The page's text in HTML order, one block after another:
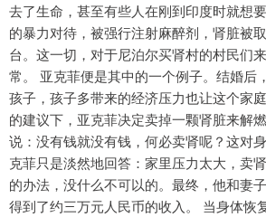
去了生命，甚至有些人在刚到印度时就想
的暴力对待，被强行注射麻醉剂，肾脏被
台。这一切，对于尼泊尔买肾村的村民们
常。 亚克菲便是其中的一个例子。结婚后
孩子，孩子多带来的经济压力也让这个家
的建议下，亚克菲决定卖掉一颗肾脏来解
说：没有钱就没有钱，何必卖肾呢？这对
克菲只是淡然地回答：家里压力太大，卖
的办法，没什么不可以的。最终，他和妻
得到了约三万元人民币的收入。 当身体恢